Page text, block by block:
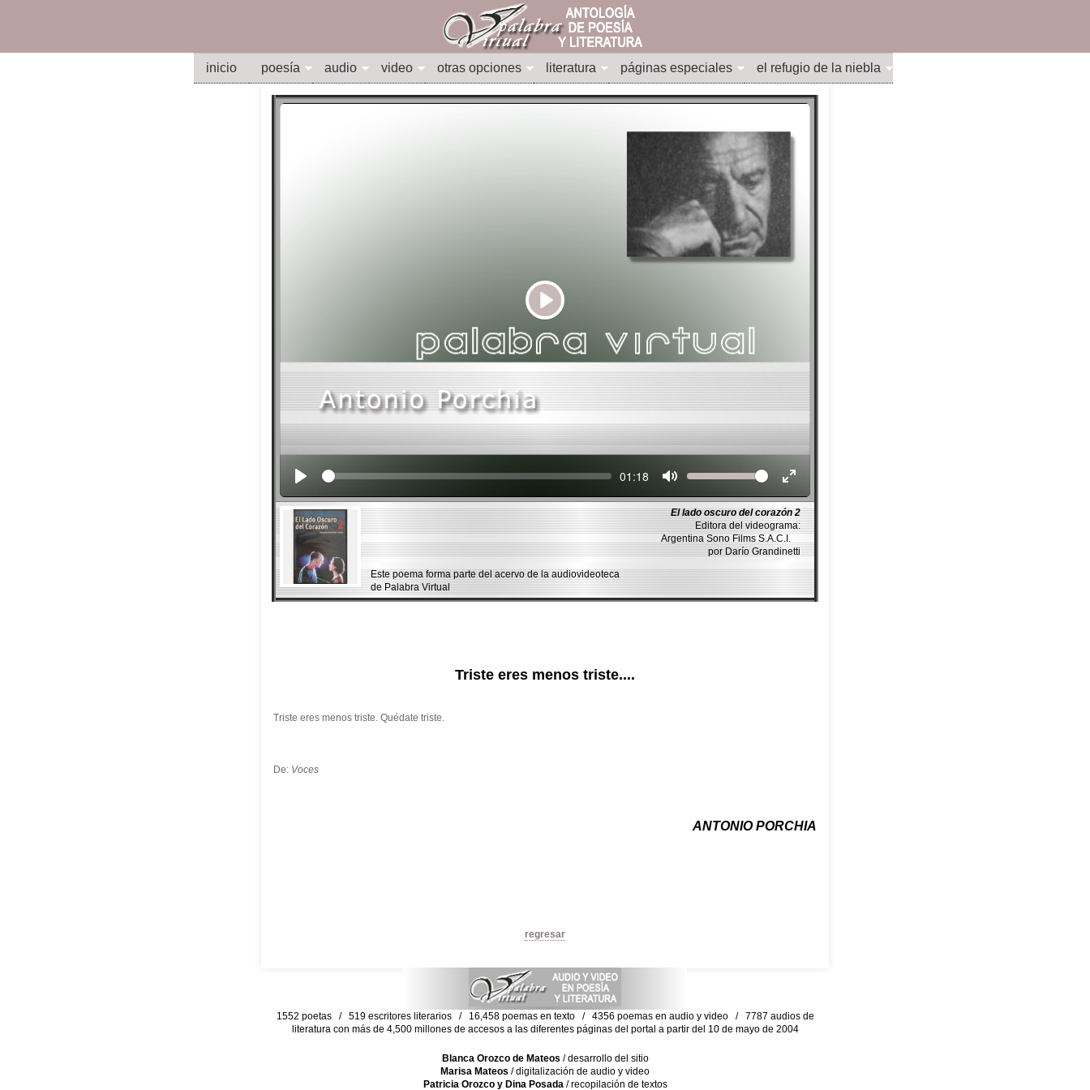
inicio poesía audio video otras opciones literatura páginas especiales el refugio de la niebla
Play
Seek Current
01:18 Volume
El lado oscuro del corazón 2
Editora del videograma:
Argentina Sono Films S.A.C.I.
por Darío Grandinetti
Este poema forma parte del acervo de la audiovideoteca
de Palabra Virtual
Triste eres menos triste....
Triste eres menos triste. Quédate triste.
De: Voces
ANTONIO PORCHIA
regresar
1552 poetas / 519 escritores literarios / 16,458 poemas en texto / 4356 poemas en audio y video / 7787 audios de
literatura con más de 4,500 millones de accesos a las diferentes páginas del portal a partir del 10 de mayo de 2004
Blanca Orozco de Mateos / desarrollo del sitio
Marisa Mateos / digitalización de audio y video
Patricia Orozco y Dina Posada/ recopilación de textos